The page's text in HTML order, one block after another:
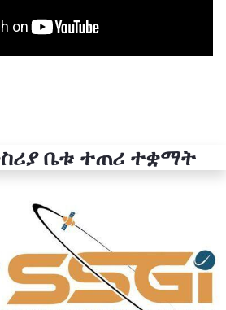
ቤቱ ተጠሪ ተቋማት